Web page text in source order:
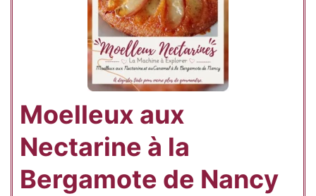
Moelleux aux
Nectarine à la
Bergamote de Nancy